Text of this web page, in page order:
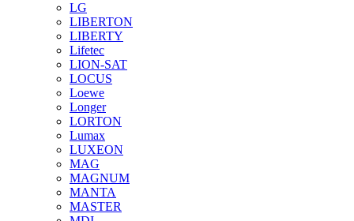
LG
LIBERTON
LIBERTY
Lifetec
LION-SAT
LOCUS
Loewe
Longer
LORTON
Lumax
LUXEON
MAG
MAGNUM
MANTA
MASTER